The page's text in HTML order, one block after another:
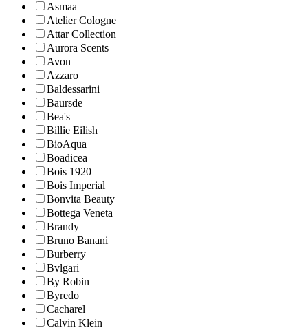
Asmaa
Atelier Cologne
Attar Collection
Aurora Scents
Avon
Azzaro
Baldessarini
Baursde
Bea's
Billie Eilish
BioAqua
Boadicea
Bois 1920
Bois Imperial
Bonvita Beauty
Bottega Veneta
Brandy
Bruno Banani
Burberry
Bvlgari
By Robin
Byredo
Cacharel
Calvin Klein